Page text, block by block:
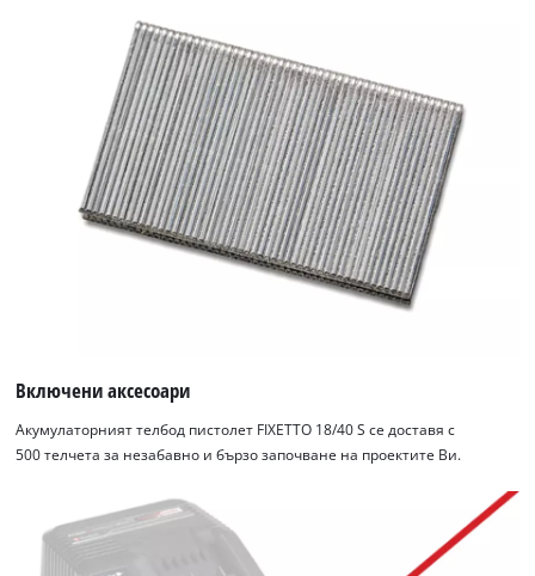
Включени аксесоари
Акумулаторният телбод пистолет FIXETTO 18/40 S се доставя с
500 телчета за незабавно и бързо започване на проектите Ви.